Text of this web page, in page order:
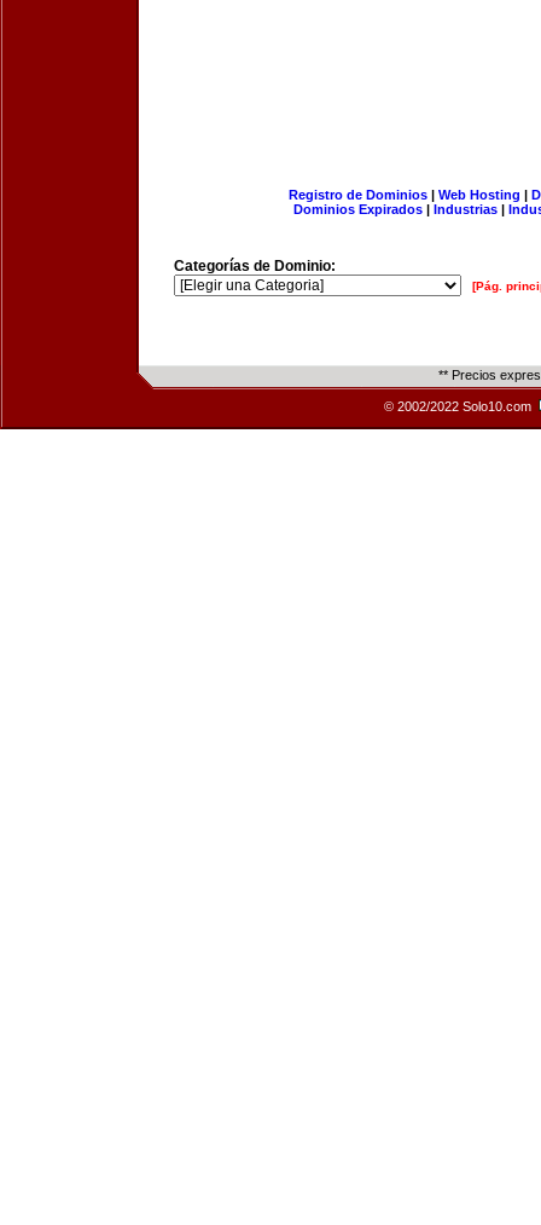
Registro de Dominios| Web Hosting |
Dominios Expirados | Industrias |
Categorías de Dominio:
[Pág.
** Precios
© 2002/2022 Solo10.com